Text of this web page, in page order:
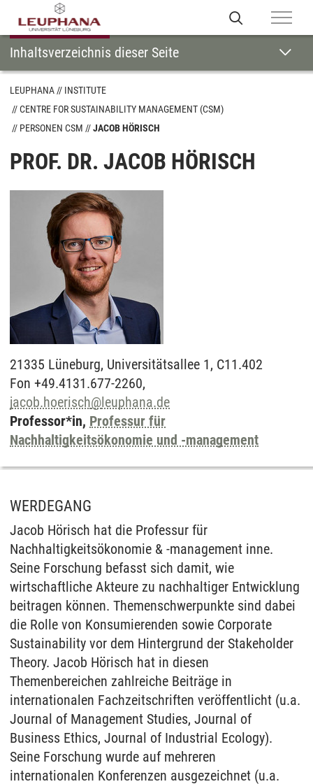
Inhaltsverzeichnis dieser Seite
LEUPHANA
INSTITUTE
CENTRE FOR SUSTAINABILITY MANAGEMENT (CSM)
PERSONEN CSM
JACOB HÖRISCH
PROF. DR. JACOB HÖRISCH
21335 Lüneburg, Universitätsallee 1, C11.402
Fon +49.4131.677-2260,
jacob.hoerisch@leuphana.de
Professor*in, Professur für
Nachhaltigkeitsökonomie und -management
WERDEGANG
Jacob Hörisch hat die Professur für
Nachhaltigkeitsökonomie & -management inne.
Seine Forschung befasst sich damit, wie
wirtschaftliche Akteure zu nachhaltiger Entwicklung
beitragen können. Themenschwerpunkte sind dabei
die Rolle von Konsumierenden sowie Corporate
Sustainability vor dem Hintergrund der Stakeholder
Theory. Jacob Hörisch hat in diesen
Themenbereichen zahlreiche Beiträge in
internationalen Fachzeitschriften veröffentlicht (u.a.
Journal of Management Studies, Journal of
Business Ethics, Journal of Industrial Ecology).
Seine Forschung wurde auf mehreren
internationalen Konferenzen ausgezeichnet (u.a.